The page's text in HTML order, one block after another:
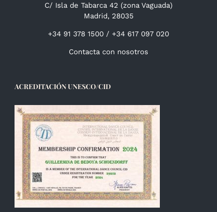
C/ Isla de Tabarca 42 (zona Vaguada)
Madrid, 28035
+34 91 378 1500 / +34 617 097 020
Contacta con nosotros
ACREDITACIÓN UNESCO/CID